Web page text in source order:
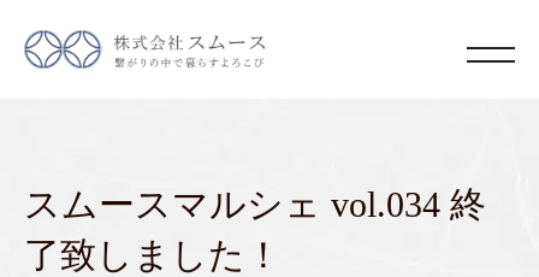
スムースマルシェ vol.034 終
了致しました！